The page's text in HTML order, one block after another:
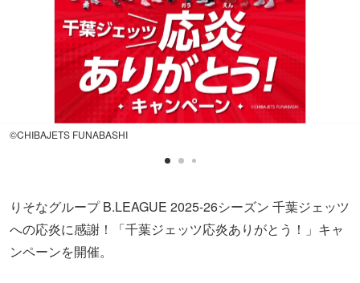
©CHIBAJETS FUNABASHI
りそなグループ B.LEAGUE 2025-26シーズン 千葉ジェッツ
への応炎に感謝！「千葉ジェッツ応炎ありがとう！」キャ
ンペーンを開催。